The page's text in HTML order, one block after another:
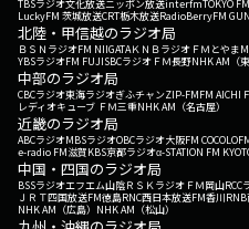
TBSラジオ文化放送ニッポン放送interfmTOKYO FM
LuckyFM 茨城放送CRT栃木放送RadioBerryFM
北陸・甲信越のラジオ局
ＢＳＮラジオFM NIIGATAＫＮＢラジオ ＦＭとやま
YBSラジオFM FUJISBCラジオ ＦＭ長野NHK AM（東
中部のラジオ局
CBCラジオ東海ラジオぎふチャンZIP-FMFM AICHI
レディオキューブ ＦＭ三重NHK AM（名古屋）
近畿のラジオ局
ABCラジオMBSラジオOBCラジオ大阪FM COCOLO
e-radio FM滋賀KBS京都ラジオα-STATION FM
中国・四国のラジオ局
BSSラジオエフエム山陰ＲＳＫラジオ ＦＭ岡山RCC
ＪＲＴ四国放送FM徳島RNC西日本放送FM香川
NHK AM（広島） NHK AM（松山）